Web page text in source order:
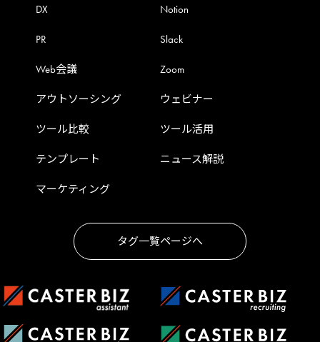
DX Notion
PR Slack
Web会議 Zoom
アウトソーシング ウェビナー
ツール比較 ツール活用
テンプレート ニュース解説
マーケティング
タグ一覧ページへ